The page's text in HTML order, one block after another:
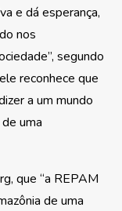
e dá esperança,
nos
segundo
reconhece que
a um mundo
uma
que “a REPAM
de uma